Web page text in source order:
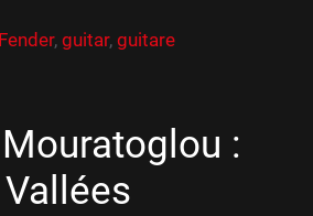
Fender,guitar,guitare
:
Vallées